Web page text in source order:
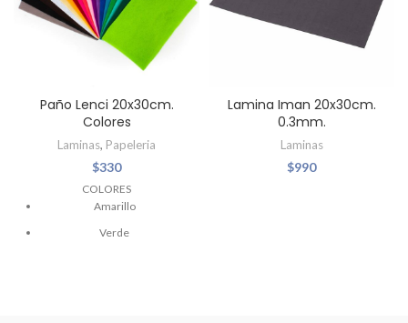
Paño Lenci 20x30cm.
Colores
Laminas, Papeleria
$330
COLORES
Amarillo
Verde
Lamina Iman 20x30cm.
0.3mm.
Laminas
$990